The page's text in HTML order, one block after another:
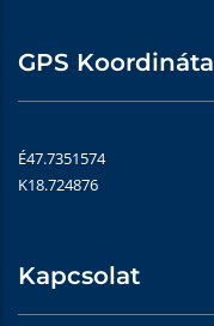
GPS Koordináta
É47.7351574
K18.724876
Kapcsolat